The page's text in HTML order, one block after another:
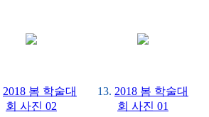
2018 봄 학술대
회 사진 02
13. 2018 봄 학술대
회 사진 01